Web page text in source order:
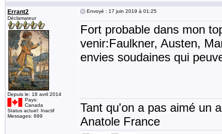
Errant2
Déclamateur
Depuis le: 18 avril 2014
Pays:
Canada
Status actuel: Inactif
Messages: 899
Envoyé : 17 juin 2019 à 01:25
Fort probable dans mon
venir:Faulkner, Austen,
envies soudaines qui
Tant qu'on a pas aimé un
Anatole France